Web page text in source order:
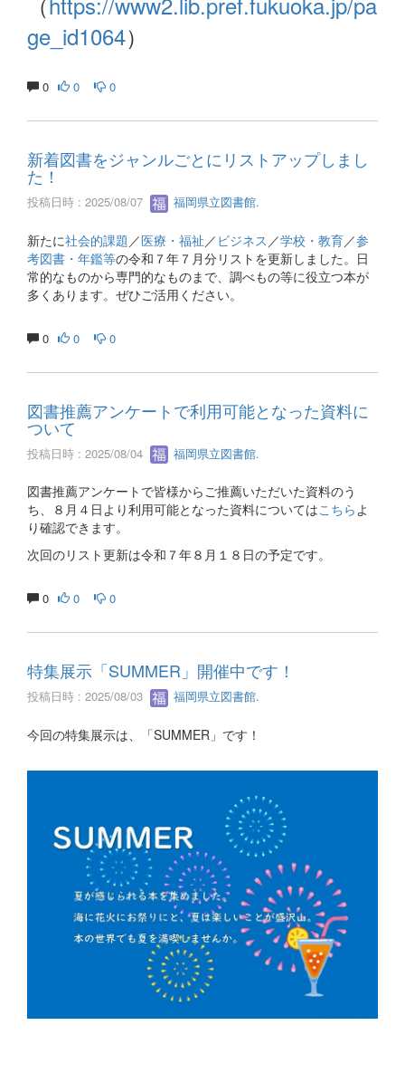
ge_id1064）
0 0 0
新着図書をジャンルごとにリストアップしまし
た！
投稿日時 : 2025/08/07 福岡県立図書館.
新たに社会的課題 ／医療・福祉 ／ ビジネス ／学校・教育／参
考図書・年鑑等の令和７年７月分リストを更新しました。日
常的なものから専門的なものまで、調べもの等に役立つ本が
多くあります。ぜひご活用ください。
0 0 0
図書推薦アンケートで利用可能となった資料に
ついて
投稿日時 : 2025/08/04 福岡県立図書館.
図書推薦アンケートで皆様からご推薦いただいた資料のう
ち、８月４日より利用可能となった資料についてはこちらよ
り確認できます。
次回のリスト更新は令和７年８月１８日の予定です。
0 0 0
特集展示「SUMMER」開催中です！
投稿日時 : 2025/08/03 福岡県立図書館.
今回の特集展示は、「SUMMER」です！